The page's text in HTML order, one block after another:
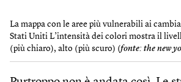
La mappa con le aree più vulnerabili ai
Stati Uniti L’intensità dei colori mostra il
(più chiaro), alto (più scuro) (fonte: the new